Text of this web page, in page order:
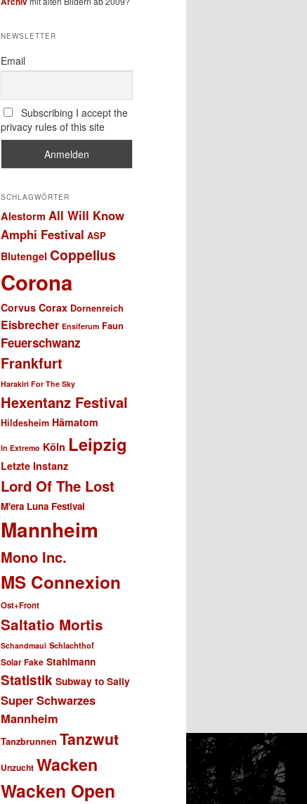
NEWSLETTER
Email
Subscribing I accept the
privacy rules of this site
SCHLAGWÖRTER
Alestorm All Will Know
Amphi Festival ASP
Blutengel Coppelius
Corona
Corvus Corax Dornenreich
Eisbrecher Ensiferum Faun
Feuerschwanz
Frankfurt
Harakiri For The Sky
Hexentanz Festival
Hildesheim Hämatom
In Extremo Köln Leipzig
Letzte Instanz
Lord Of The Lost
M'era Luna Festival
Mannheim
Mono Inc.
MS Connexion
Ost+Front
Saltatio Mortis
Schandmaul Schlachthof
Solar Fake Stahlmann
Statistik Subway to Sally
Super Schwarzes
Mannheim
Tanzbrunnen Tanzwut
Unzucht Wacken
Wacken Open